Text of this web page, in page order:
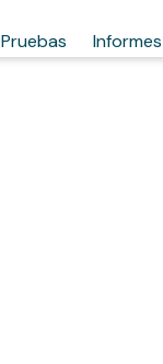
Pruebas Informes